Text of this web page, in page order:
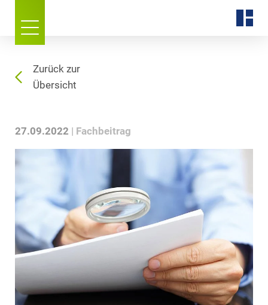
Zurück zur
Übersicht
27.09.2022 Fachbeitrag